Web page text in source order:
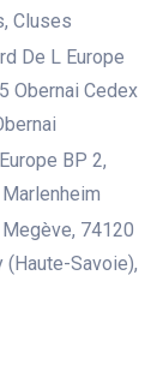
Cluses
De L Europe
Obernai Cedex
BP 2,
74120
(Haute-Savoie),